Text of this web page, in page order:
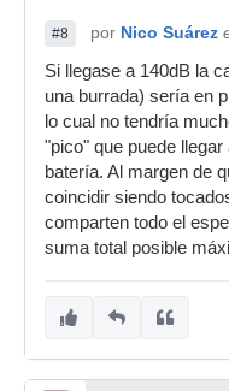
#8 por Nico Suárez
Si llegase a 140dB la
una burrada) sería en
lo cual no tendría
"pico" que puede
batería. Al margen de
coincidir siendo
comparten todo el
suma total posible